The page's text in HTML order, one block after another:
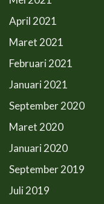
April 2021
Maret 2021
Februari 2021
Januari 2021
September 2020
Maret 2020
Januari 2020
September 2019
Juli 2019